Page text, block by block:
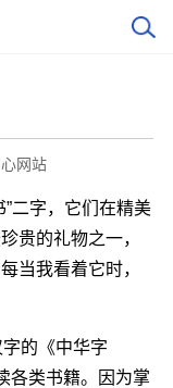
网站
字，它们在精美
贵的礼物之一，
当我看着它时，
的《中华字
各类书籍。因为掌